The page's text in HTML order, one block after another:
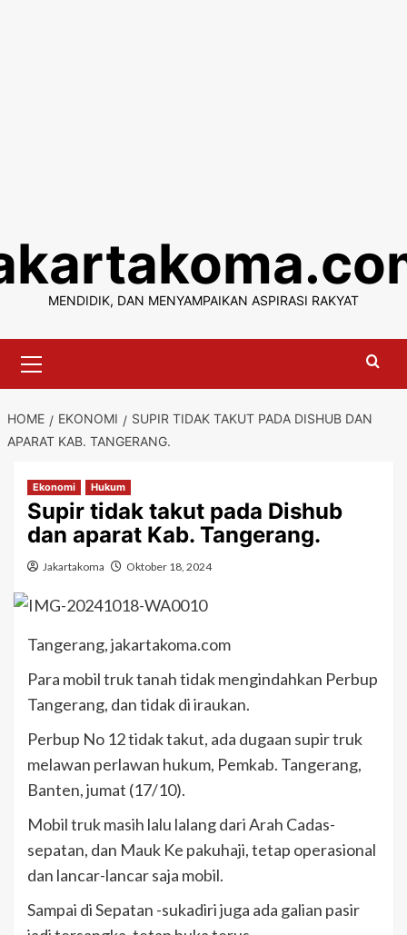
content
MENDIDIK, DAN MENYAMPAIKAN ASPIRASI RAKYAT
Menu
HOME EKONOMI
SUPIR TIDAK TAKUT PADA DISHUB DAN
APARAT KAB. TANGERANG.
Ekonomi Hukum
Supir tidak takut pada Dishub
dan aparat Kab. Tangerang.
Jakartakoma Oktober 18, 2024
Tangerang, jakartakoma.com
Para mobil truk tanah tidak mengindahkan Perbup
Tangerang, dan tidak di iraukan.
Perbup No 12 tidak takut, ada dugaan supir truk
melawan perlawan hukum, Pemkab. Tangerang,
Banten, jumat (17/10).
Mobil truk masih lalu lalang dari Arah Cadas-
sepatan, dan Mauk Ke pakuhaji, tetap operasional
dan lancar-lancar saja mobil.
Sampai di Sepatan -sukadiri juga ada galian pasir